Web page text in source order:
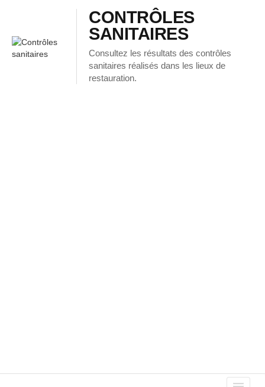
CONTRÔLES
SANITAIRES
Consultez les résultats des contrôles
sanitaires réalisés dans les lieux de
restauration.